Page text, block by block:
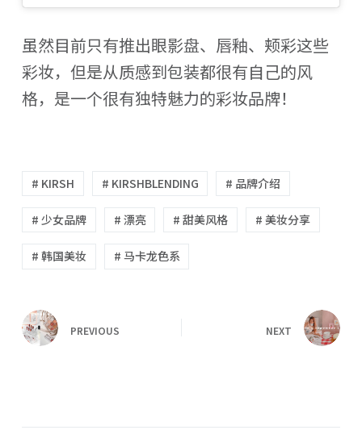
虽然目前只有推出眼影盘、唇釉、颊彩这些
彩妆，但是从质感到包装都很有自己的风
格，是一个很有独特魅力的彩妆品牌！
# KIRSH # KIRSHBLENDING # 品牌介绍
# 少女品牌 # 漂亮 # 甜美风格 # 美妆分享
# 韩国美妆 # 马卡龙色系
PREVIOUS NEXT